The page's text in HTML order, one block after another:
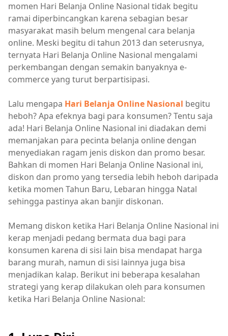
momen Hari Belanja Online Nasional tidak begitu
ramai diperbincangkan karena sebagian besar
masyarakat masih belum mengenal cara belanja
online. Meski begitu di tahun 2013 dan seterusnya,
ternyata Hari Belanja Online Nasional mengalami
perkembangan dengan semakin banyaknya e-
commerce yang turut berpartisipasi.
Lalu mengapa Hari Belanja Online Nasional begitu
heboh? Apa efeknya bagi para konsumen? Tentu saja
ada! Hari Belanja Online Nasional ini diadakan demi
memanjakan para pecinta belanja online dengan
menyediakan ragam jenis diskon dan promo besar.
Bahkan di momen Hari Belanja Online Nasional ini,
diskon dan promo yang tersedia lebih heboh daripada
ketika momen Tahun Baru, Lebaran hingga Natal
sehingga pastinya akan banjir diskonan.
Memang diskon ketika Hari Belanja Online Nasional ini
kerap menjadi pedang bermata dua bagi para
konsumen karena di sisi lain bisa mendapat harga
barang murah, namun di sisi lainnya juga bisa
menjadikan kalap. Berikut ini beberapa kesalahan
strategi yang kerap dilakukan oleh para konsumen
ketika Hari Belanja Online Nasional: